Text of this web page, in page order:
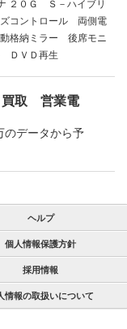
２０Ｇ Ｓ－ハイブリ
コントロール 両側電
格納ミラー 後席モニ
ＶＤ再生
買取 営業電
のデータから予
ヘルプ
個人情報保護方針
採用情報
情報の取扱いについて